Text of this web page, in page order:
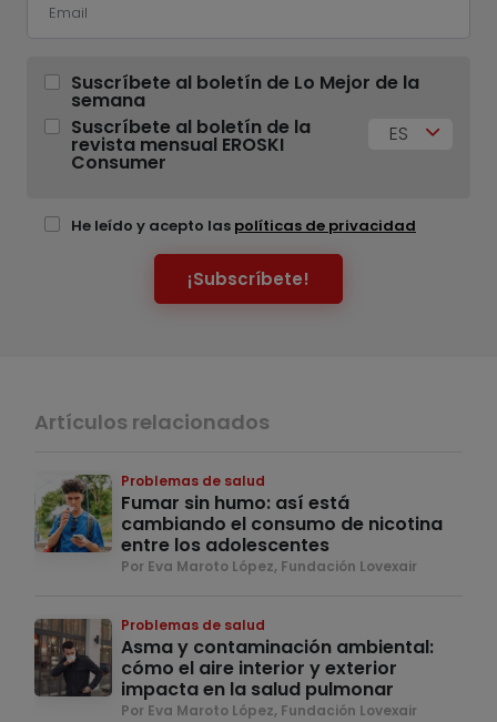
Suscríbete al boletín de Lo Mejor de la
semana
Suscríbete al boletín de la
revista mensual EROSKI
Consumer
ES
He leído y acepto las políticas de privacidad
¡Subscríbete!
Artículos relacionados
Problemas de salud
Fumar sin humo: así está
cambiando el consumo de nicotina
entre los adolescentes
Por Eva Maroto López, Fundación Lovexair
Problemas de salud
Asma y contaminación ambiental:
cómo el aire interior y exterior
impacta en la salud pulmonar
Por Eva Maroto López, Fundación Lovexair